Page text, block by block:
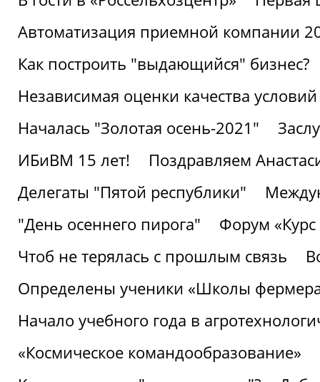
Автоматизация приемной компании
Как построить "выдающийся" бизнес?
Независимая оценки качества
Началась "Золотая осень-2021"
ИБиВМ 15 лет!
Поздравляем
Делегаты "Пятой республики"
"День осеннего пирога"
Форум «Курс
Чтоб не терялась с прошлым связь
Определены ученики «Школы
Начало учебного года в
«Космическое командообразование»